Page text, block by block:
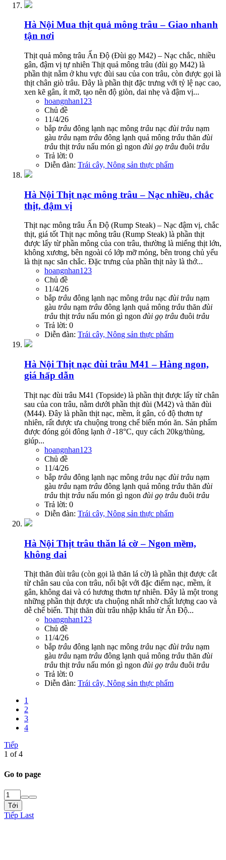
Hà Nội Mua thịt quả mông trâu – Giao nhanh
tận nơi
Thịt quả mông trâu Ấn Độ (Đùi gọ M42) – Nạc chắc, nhiều
gân, đậm vị tự nhiên Thịt quả mông trâu (đùi gọ M42) là
phần thịt nằm ở khu vực đùi sau của con trâu, còn được gọi là
thịt chân giò trâu. Đây là phần thịt đặc trưng với tỷ lệ nạc cao,
xen kẽ gân, ít mỡ, tạo nên độ giòn, dai nhẹ và đậm vị...
hoangnhan123
Chủ đề
11/4/26
bắp trâu đông lạnh nạc mông trâu nạc đùi trâu nạm
gàu trâu nạm trâu đông lạnh quả mông trâu thăn đùi
trâu thịt trâu nấu món gì ngon đùi gọ trâu đuôi trâu
Trả lời: 0
Diễn đàn: Trái cây, Nông sản thực phẩm
Hà Nội Thịt nạc mông trâu – Nạc nhiều, chắc
thịt, đậm vị
Thịt nạc mông trâu Ấn Độ (Rump Steak) – Nạc đậm vị, chắc
thịt, giá tốt Thịt nạc mông trâu (Rump Steak) là phần thịt
được lấy từ phần mông của con trâu, thường là miếng thịt lớn,
không xương, bên ngoài có lớp mỡ mỏng, bên trong chủ yếu
là thịt nạc săn chắc. Đặc trưng của phần thịt này là thớ...
hoangnhan123
Chủ đề
11/4/26
bắp trâu đông lạnh nạc mông trâu nạc đùi trâu nạm
gàu trâu nạm trâu đông lạnh quả mông trâu thăn đùi
trâu thịttrâu nấu món gì ngon đùi gọ trâu đuôi trâu
Trả lời: 0
Diễn đàn: Trái cây, Nông sản thực phẩm
Hà Nội Thịt nạc đùi trâu M41 – Hàng ngon,
giá hấp dẫn
Thịt nạc đùi trâu M41 (Topside) là phần thịt được lấy từ chân
sau của con trâu, nằm dưới phần thịt đùi (M42) và thăn đùi
(M44). Đây là phần thịt nạc, mềm, ít gân, có độ thơm tự
nhiên, rất được ưa chuộng trong chế biến món ăn. Sản phẩm
được đóng gói đông lạnh ở -18°C, quy cách 20kg/thùng,
giúp...
hoangnhan123
Chủ đề
11/4/26
bắp trâu đông lạnh nạc mông trâu nạc đùi trâu nạm
gàu trâu nạm trâu đông lạnh quả mông trâu thăn đùi
trâu thịt trâu nấu món gì ngon đùi gọ trâu đuôi trâu
Trả lời: 0
Diễn đàn: Trái cây, Nông sản thực phẩm
Hà Nội Thịt trâu thăn lá cờ – Ngon mềm,
không dai
Thịt thăn đùi trâu (còn gọi là thăn lá cờ) là phần thịt được cắt
từ chân sau của con trâu, nổi bật với đặc điểm nạc, mềm, ít
gân, không dai và có hương thơm tự nhiên. Đây là một trong
những phần thịt được ưa chuộng nhất nhờ chất lượng cao và
dễ chế biến. Thịt thăn đùi trâu nhập khẩu từ Ấn Độ...
hoangnhan123
Chủ đề
11/4/26
bắp trâu đông lạnh nạc mông trâu nạc đùi trâu nạm
gàu trâu nạm trâu đông lạnh quả mông trâu thăn đùi
trâu thịt trâu nấu món gì ngon đùi gọ trâu đuôi trâu
Trả lời: 0
Diễn đàn: Trái cây, Nông sản thực phẩm
1
2
3
4
Tiếp
1 of 4
Go to page
Tới
Tiếp Last